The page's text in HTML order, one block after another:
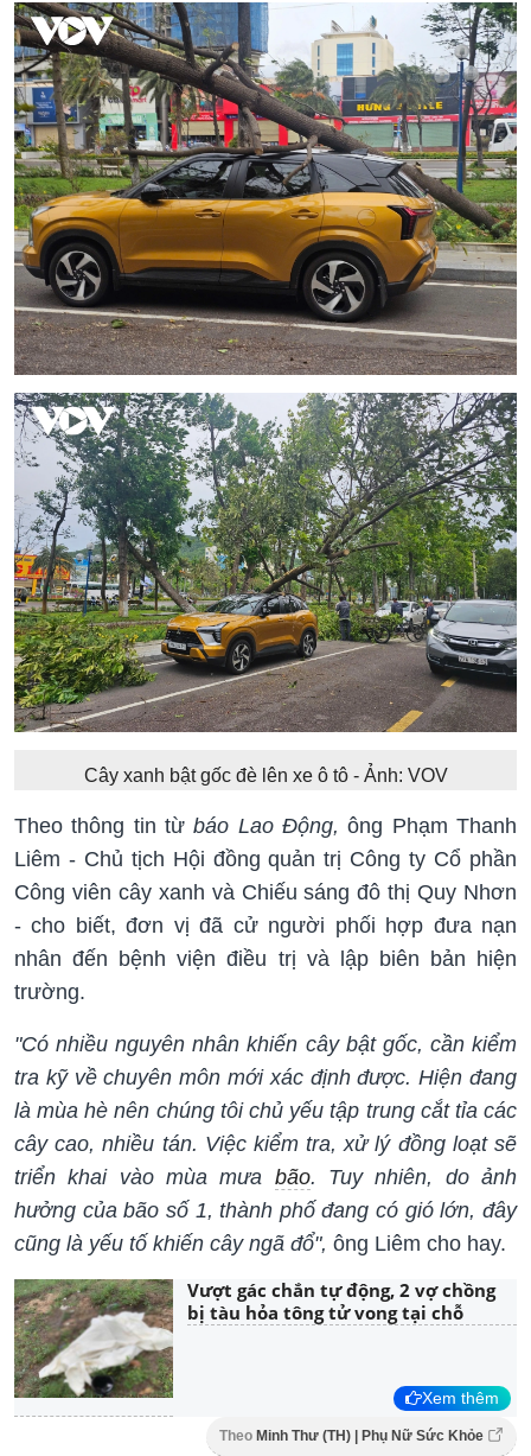
Cây xanh bật gốc đè lên xe ô tô - Ảnh: VOV
Theo thông tin từ báo Lao Động, ông Phạm Thanh
Liêm - Chủ tịch Hội đồng quản trị Công ty Cổ phần
Công viên cây xanh và Chiếu sáng đô thị Quy Nhơn
- cho biết, đơn vị đã cử người phối hợp đưa nạn
nhân đến bệnh viện điều trị và lập biên bản hiện
trường.
"Có nhiều nguyên nhân khiến cây bật gốc, cần kiểm
tra kỹ về chuyên môn mới xác định được. Hiện đang
là mùa hè nên chúng tôi chủ yếu tập trung cắt tỉa các
cây cao, nhiều tán. Việc kiểm tra, xử lý đồng loạt sẽ
triển khai vào mùa mưa bão. Tuy nhiên, do ảnh
hưởng của bão số 1, thành phố đang có gió lớn, đây
cũng là yếu tố khiến cây ngã đổ", ông Liêm cho hay.
Vượt gác chắn tự động, 2 vợ chồng
bị tàu hỏa tông tử vong tại chỗ
Xem thêm
Theo Minh Thư (TH) | Phụ Nữ Sức Khỏe